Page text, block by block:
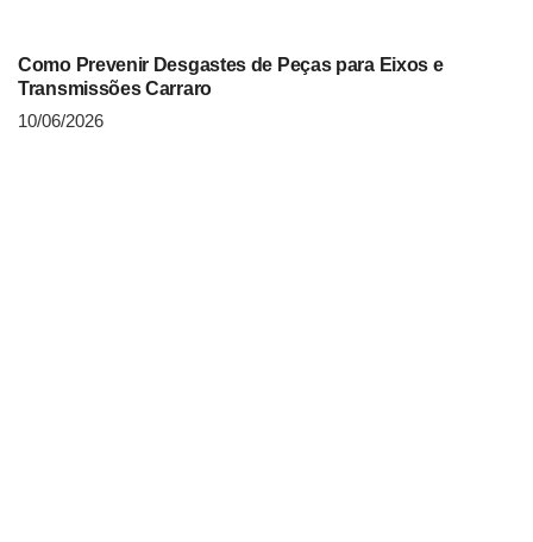
Como Prevenir Desgastes de Peças para Eixos e
Transmissões Carraro
10/06/2026